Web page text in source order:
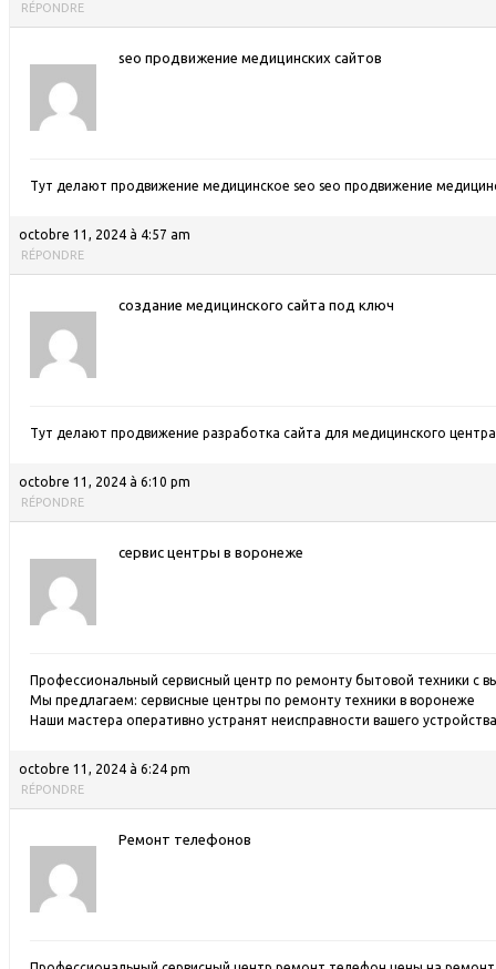
RÉPONDRE
seo продвижение медицинских сайтов
Тут делают продвижение медицинское seo seo продвижение
octobre 11, 2024 à 4:57 am
RÉPONDRE
создание медицинского сайта под ключ
Тут делают продвижение разработка сайта для медицинского
octobre 11, 2024 à 6:10 pm
RÉPONDRE
сервис центры в воронеже
Профессиональный сервисный центр по ремонту бытовой техники с
Мы предлагаем: сервисные центры по ремонту техники в воронеже
Наши мастера оперативно устранят неисправности вашего
octobre 11, 2024 à 6:24 pm
RÉPONDRE
Ремонт телефонов